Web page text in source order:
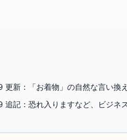
新：「お着物」の自然な言い換え
記：恐れ入りますなど、ビジネ